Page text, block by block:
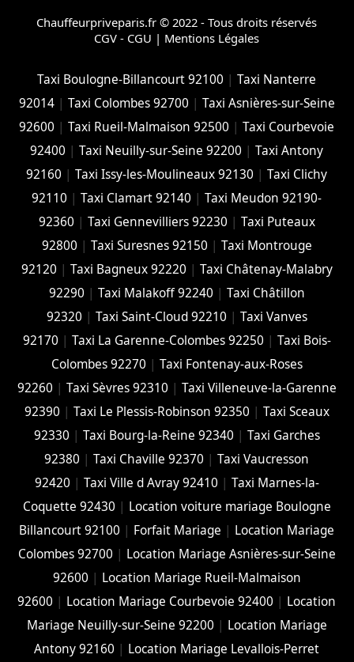
Chauffeurpriveparis.fr © 2022 - Tous droits réservés
CGV - CGU | Mentions Légales
Taxi Boulogne-Billancourt 92100 |Taxi Nanterre
92014| Taxi Colombes 92700 | Taxi Asnières-sur-Seine
92600 |Taxi Rueil-Malmaison 92500 |Taxi Courbevoie
92400 |Taxi Neuilly-sur-Seine 92200 |Taxi Antony
92160 |Taxi Issy-les-Moulineaux 92130 |Taxi Clichy
92110 |Taxi Clamart 92140 |Taxi Meudon 92190-
92360 | Taxi Gennevilliers 92230 | Taxi Puteaux
92800 | Taxi Suresnes 92150 | Taxi Montrouge
92120 | Taxi Bagneux 92220 | Taxi Châtenay-Malabry
92290 | Taxi Malakoff 92240 | Taxi Châtillon
92320 | Taxi Saint-Cloud 92210 | Taxi Vanves
92170 | Taxi La Garenne-Colombes 92250 | Taxi Bois-
Colombes 92270 | Taxi Fontenay-aux-Roses
92260 | Taxi Sèvres 92310 | Taxi Villeneuve-la-Garenne
92390 | Taxi Le Plessis-Robinson 92350 | Taxi Sceaux
92330 | Taxi Bourg-la-Reine 92340 | Taxi Garches
92380 |Taxi Chaville 92370 |Taxi Vaucresson
92420 | Taxi Ville d Avray 92410 | Taxi Marnes-la-
Coquette 92430 | Location voiture mariage Boulogne
Billancourt 92100 | Forfait Mariage | Location Mariage
Colombes 92700 | Location Mariage Asnières-sur-Seine
92600 | Location Mariage Rueil-Malmaison
92600 | Location Mariage Courbevoie 92400 | Location
Mariage Neuilly-sur-Seine 92200 | Location Mariage
Antony 92160 | Location Mariage Levallois-Perret